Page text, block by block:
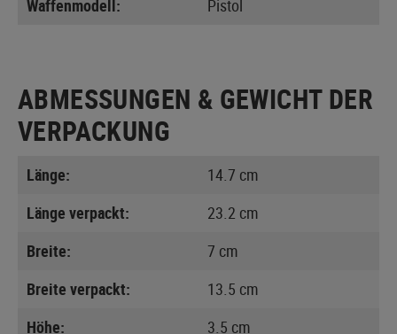
Waffenmodell:
Pistol
ABMESSUNGEN & GEWICHT DER
VERPACKUNG
Länge:
14.7 cm
Länge verpackt:
23.2 cm
Breite:
7 cm
Breite verpackt:
13.5 cm
Höhe:
3.5 cm